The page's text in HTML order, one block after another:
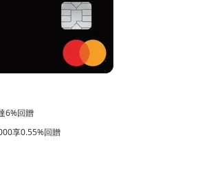
6%回贈
享0.55%回贈